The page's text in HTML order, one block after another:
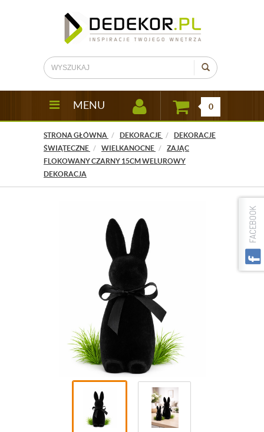
MENU 0
STRONA GŁÓWNA DEKORACJE
DEKORACJE
ŚWIĄTECZNE
WIELKANOCNE
ZAJĄC
FLOKOWANY CZARNY 15CM WELUROWY
DEKORACJA